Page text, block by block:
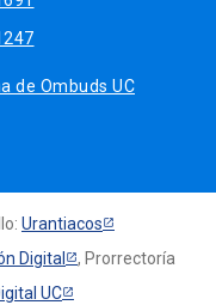
de Ombuds UC
Urantiacos
Digital
, Prorrectoría
UC